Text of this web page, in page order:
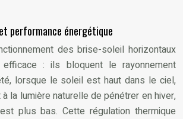
performance énergétique
des brise-soleil horizontaux
: ils bloquent le rayonnement
lorsque le soleil est haut dans le ciel,
la lumière naturelle de pénétrer en hiver,
plus bas. Cette régulation thermique